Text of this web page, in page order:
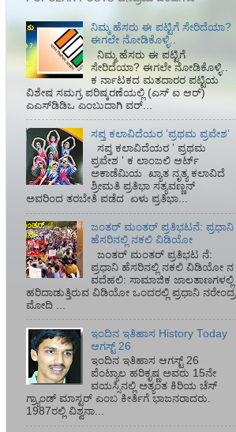
ನಿಮ್ಮ ಹೆಸರು ಈ ಪಟ್ಟಿಗೆ ಸೇರಿದೆಯಾ?
ಈಗಲೇ ನೋಡಿಕೊಳ್ಳಿ..
ನಿಮ್ಮ ಹೆಸರು ಈ ಪಟ್ಟಿಗೆ
ಸೇರಿದೆಯಾ? ಈಗಲೇ ನೋಡಿಕೊಳ್ಳಿ..
ಕ ರ್ನಾಟಕದ ಮತದಾರರ ಪಟ್ಟಿಯ
ವಿಶೇಷ ಸಮಗ್ರ ಪರಿಷ್ಕರಣೆಯಲ್ಲಿ (ಎಸ್‌ ಐ ಆರ್)‌
ಎಎಸ್‌ಡಿಡಿಒ ಎಂಬುದಾಗಿ ವರ್...
ಸಪ್ತ ಕಲಾವಿದೆಯರ ʼಪ್ರಥಮ ಪ್ರವೇಶʼ
ಸಪ್ತ ಕಲಾವಿದೆಯರ ʼ ಪ್ರಥಮ
ಪ್ರವೇಶ ʼ ಕ ಲಾಂಜಲಿ ಆರ್ಟ್
ಅಕಾಡೆಮಿಯ‌ ಖ್ಯಾತ ನೃತ್ಯ ಕಲಾವಿದೆ
ಶ್ರೀಮತಿ ಪ್ರತಿಭಾ ಸತ್ಯವಣ್ಣನ್
ಅವರಿಂದ ತರಬೇತಿ ಪಡೆದ ಏಳು ಪ್ರತಿಭಾ...
ಜಂತರ್ ಮಂತರ್ ಪ್ರತಿಭಟನೆ: ಪ್ರಧಾನಿ
ಹೆಸರಿನಲ್ಲಿ ನಕಲಿ ವಿಡಿಯೋ
ಜಂತರ್ ಮಂತರ್ ಪ್ರತಿಭಟ ನೆ:
ಪ್ರಧಾನಿ ಹೆಸರಿನಲ್ಲಿ ನಕಲಿ ವಿಡಿಯೋ ನ
ವದೆಹಲಿ: ಸಾಮಾಜಿಕ ಜಾಲತಾಣಗಳಲ್ಲಿ
ಹರಿದಾಡುತ್ತಿರುವ ವಿಡಿಯೋ ಒಂದರಲ್ಲಿ ಪ್ರಧಾನಿ ನರೇಂದ್ರ
ಮೋದಿ ...
ಇಂದಿನ ಇತಿಹಾಸ History Today
ಆಗಸ್ಟ್ 26
ಇಂದಿನ ಇತಿಹಾಸ ಆಗಸ್ಟ್ 26
ಪೆಂಟ್ಯಾಲ ಹರಿಕೃಷ್ಣ ಅವರು 15ನೇ
ವಯಸ್ಸಿನಲ್ಲಿ ಅತ್ಯಂತ ಕಿರಿಯ ಚೆಸ್
ಗ್ರ್ಯಾಂಡ್ ಮಾಸ್ಟರ್ ಎಂಬ ಕೀರ್ತಿಗೆ ಭಾಜನರಾದರು.
1987ರಲ್ಲಿ ವಿಶ್ವನಾ...